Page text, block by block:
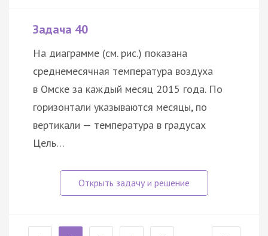
Задача 40
На диаграмме (см. рис.) показана
среднемесячная температура воздуха
в Омске за каждый месяц 2015 года. По
горизонтали указываются месяцы, по
вертикали — температура в градусах
Цель…